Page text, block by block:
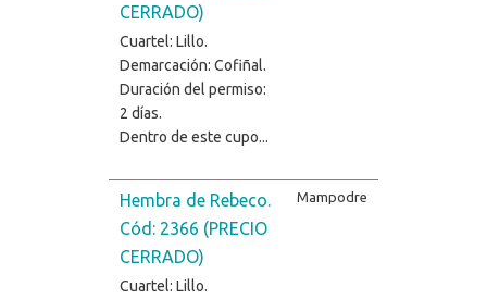
CERRADO)
Cuartel: Lillo.
Demarcación: Cofiñal.
Duración del permiso:
2 días.
Dentro de este cupo...
Hembra de Rebeco.
Cód: 2366 (PRECIO
CERRADO)
Cuartel: Lillo.
Mampodre